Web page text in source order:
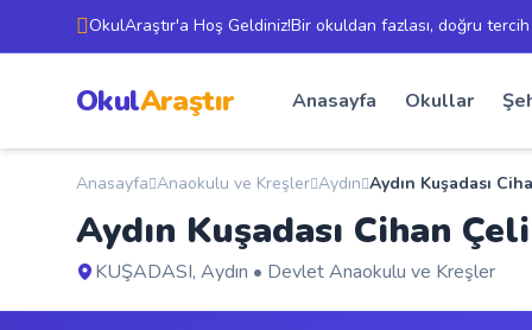
OkulAraştır'a Hoş Geldiniz!Bir okuldan fazlası, doğru
OkulAraştır Anasayfa Okullar
Anasayfa Anaokulu ve Kreşler Aydın Aydın Kuşadası
Aydın Kuşadası Cihan
KUŞADASI, Aydın • Devlet Anaokulu ve Kreşler